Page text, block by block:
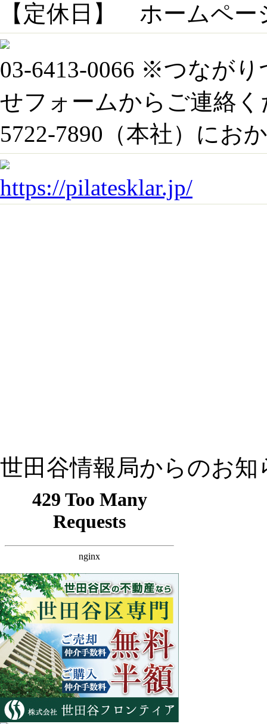
【定休日】 ホームペー
03-6413-0066 ※つなが
せフォームからご連絡
5722-7890（本社）にお
https://pilatesklar.jp/
世田谷情報局からのお知